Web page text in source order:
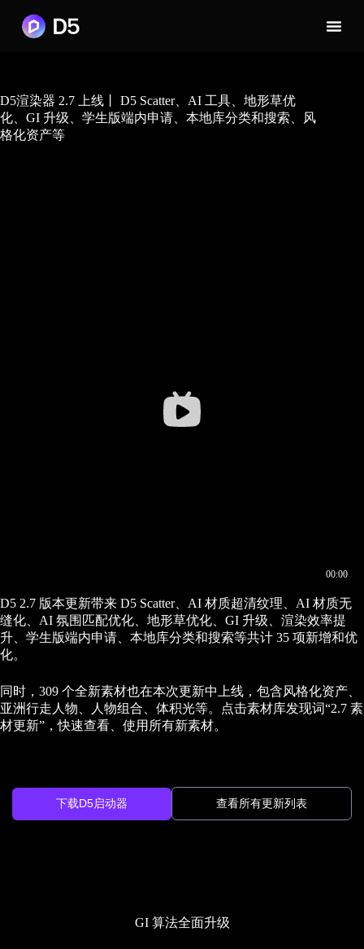
D5渲染器 2.7 上线丨 D5 Scatter、AI 工具、地形草优
化、GI 升级、学生版端内申请、本地库分类和搜索、风
格化资产等
D5 2.7 版本更新带来 D5 Scatter、AI 材质超清纹理、AI 材质无
缝化、AI 氛围匹配优化、地形草优化、GI 升级、渲染效率提
升、学生版端内申请、本地库分类和搜索等共计 35 项新增和优
化。
同时，309 个全新素材也在本次更新中上线，包含风格化资产、
亚洲行走人物、人物组合、体积光等。点击素材库发现词“2.7 素
材更新”，快速查看、使用所有新素材。
下载D5启动器 查看所有更新列表
GI 算法全面升级